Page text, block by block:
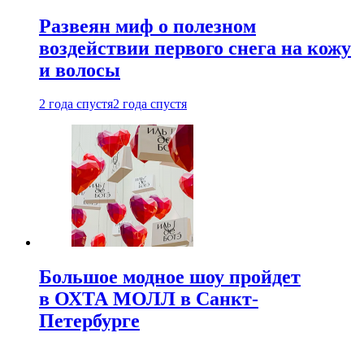
Развеян миф о полезном
воздействии первого снега на кожу
и волосы
2 года спустя2 года спустя
Большое модное шоу пройдет
в ОХТА МОЛЛ в Санкт-
Петербурге